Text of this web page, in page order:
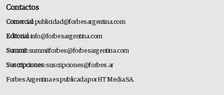
Contactos
Comercial:publicidad@forbesargentina.com
Editorial:info@forbesargentina.com
Summit:summitforbes@forbesargentina.com
Suscripciones:suscripciones@forbes.ar
Forbes Argentina es publicada por HT Media SA.